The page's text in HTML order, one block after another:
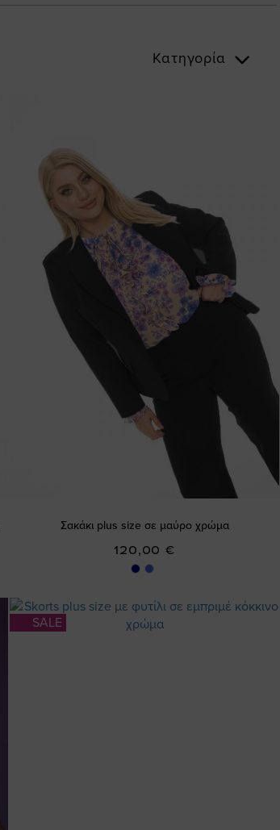
Κατηγορία
Σακάκι plus size σε μαύρο χρώμα
120,00 €
SALE